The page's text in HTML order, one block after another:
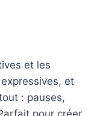
et les
et
: pauses,